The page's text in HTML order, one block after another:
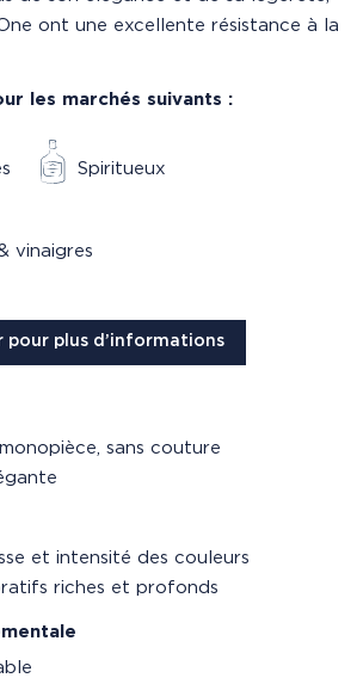
ont une excellente résistance à la
les marchés suivants :
Spiritueux
vinaigres
pour plus d’informations
sans couture
et intensité des couleurs
riches et profonds